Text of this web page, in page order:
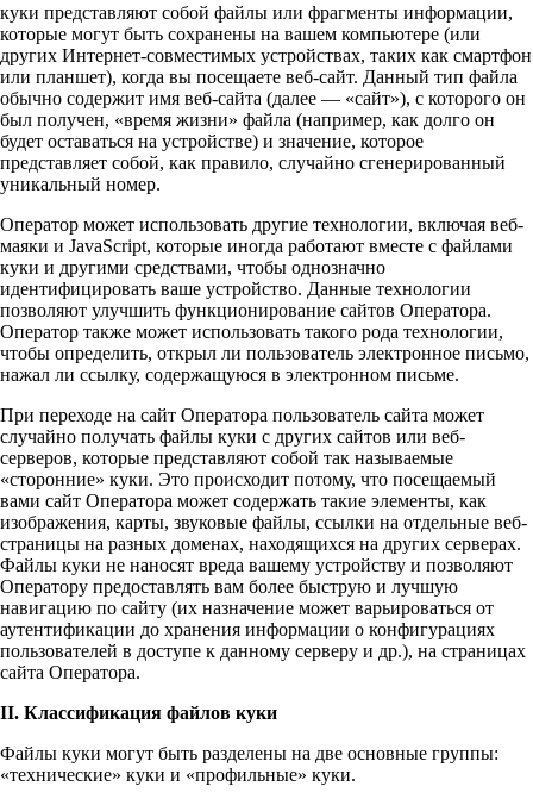
куки представляют собой файлы или фрагменты информации,
которые могут быть сохранены на вашем компьютере (или
других Интернет-совместимых устройствах, таких как смартфон
или планшет), когда вы посещаете веб-сайт. Данный тип файла
обычно содержит имя веб-сайта (далее — «сайт»), с которого он
был получен, «время жизни» файла (например, как долго он
будет оставаться на устройстве) и значение, которое
представляет собой, как правило, случайно сгенерированный
уникальный номер.
Оператор может использовать другие технологии, включая веб-
маяки и JavaScript, которые иногда работают вместе с файлами
куки и другими средствами, чтобы однозначно
идентифицировать ваше устройство. Данные технологии
позволяют улучшить функционирование сайтов Оператора.
Оператор также может использовать такого рода технологии,
чтобы определить, открыл ли пользователь электронное письмо,
нажал ли ссылку, содержащуюся в электронном письме.
При переходе на сайт Оператора пользователь сайта может
случайно получать файлы куки с других сайтов или веб-
серверов, которые представляют собой так называемые
«сторонние» куки. Это происходит потому, что посещаемый
вами сайт Оператора может содержать такие элементы, как
изображения, карты, звуковые файлы, ссылки на отдельные веб-
страницы на разных доменах, находящихся на других серверах.
Файлы куки не наносят вреда вашему устройству и позволяют
Оператору предоставлять вам более быструю и лучшую
навигацию по сайту (их назначение может варьироваться от
аутентификации до хранения информации о конфигурациях
пользователей в доступе к данному серверу и др.), на страницах
сайта Оператора.
II. Классификация файлов куки
Файлы куки могут быть разделены на две основные группы:
«технические» куки и «профильные» куки.